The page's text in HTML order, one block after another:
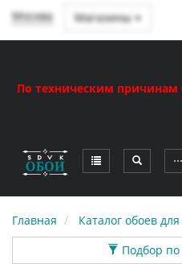
Москва Магазины
По техническим причинам
⋯
Главная Каталог обоев для
Подбор